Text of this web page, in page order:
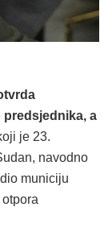
predsjednika, a
je 23.
navodno
municiju